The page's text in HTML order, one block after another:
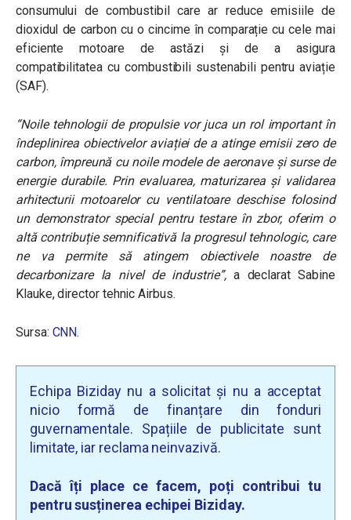
consumului de combustibil care ar reduce emisiile de
dioxidul de carbon cu o cincime în comparație cu cele mai
eficiente motoare de astăzi și de a asigura
compatibilitatea cu combustibili sustenabili pentru aviație
(SAF).
“Noile tehnologii de propulsie vor juca un rol important în
îndeplinirea obiectivelor aviației de a atinge emisii zero de
carbon, împreună cu noile modele de aeronave și surse de
energie durabile. Prin evaluarea, maturizarea și validarea
arhitecturii motoarelor cu ventilatoare deschise folosind
un demonstrator special pentru testare în zbor, oferim o
altă contribuție semnificativă la progresul tehnologic, care
ne va permite să atingem obiectivele noastre de
decarbonizare la nivel de industrie”,a declarat Sabine
Klauke, director tehnic Airbus.
Sursa: CNN.
Echipa Biziday nu a solicitat și nu a acceptat
nicio formă de finanțare din fonduri
guvernamentale. Spațiile de publicitate sunt
limitate, iar reclama neinvazivă.
Dacă îți place ce facem, poți contribui tu
pentru susținerea echipei Biziday.